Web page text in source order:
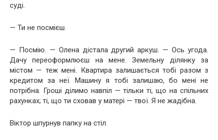
суді.
— Ти не посмієш.
— Посмію. — Олена дістала другий аркуш. — Ось угода.
Дачу переоформлюєш на мене. Земельну ділянку за
містом — теж мені. Квартира залишається тобі разом з
кредитом за неї. Машину я тобі залишаю, бо мені не
потрібна. Гроші ділимо навпіл — тільки ті, що на спільних
рахунках; ті, що ти сховав у матері — твої. Я не жадібна.
Віктор шпурнув папку на стіл.